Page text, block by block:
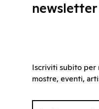
Iscriviti subito per
mostre, eventi,